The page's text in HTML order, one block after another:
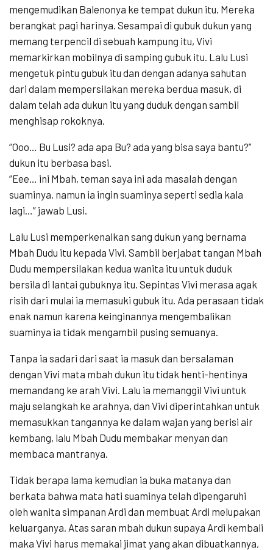
mengemudikan Balenonya ke tempat dukun itu. Mereka
berangkat pagi harinya. Sesampai di gubuk dukun yang
memang terpencil di sebuah kampung itu, Vivi
memarkirkan mobilnya di samping gubuk itu. Lalu Lusi
mengetuk pintu gubuk itu dan dengan adanya sahutan
dari dalam mempersilakan mereka berdua masuk, di
dalam telah ada dukun itu yang duduk dengan sambil
menghisap rokoknya.
“Ooo… Bu Lusi? ada apa Bu? ada yang bisa saya bantu?”
dukun itu berbasa basi.
“Eee… ini Mbah, teman saya ini ada masalah dengan
suaminya, namun ia ingin suaminya seperti sedia kala
lagi…” jawab Lusi.
Lalu Lusi memperkenalkan sang dukun yang bernama
Mbah Dudu itu kepada Vivi. Sambil berjabat tangan Mbah
Dudu mempersilakan kedua wanita itu untuk duduk
bersila di lantai gubuknya itu. Sepintas Vivi merasa agak
risih dari mulai ia memasuki gubuk itu. Ada perasaan tidak
enak namun karena keinginannya mengembalikan
suaminya ia tidak mengambil pusing semuanya.
Tanpa ia sadari dari saat ia masuk dan bersalaman
dengan Vivi mata mbah dukun itu tidak henti-hentinya
memandang ke arah Vivi. Lalu ia memanggil Vivi untuk
maju selangkah ke arahnya, dan Vivi diperintahkan untuk
memasukkan tangannya ke dalam wajan yang berisi air
kembang, lalu Mbah Dudu membakar menyan dan
membaca mantranya.
Tidak berapa lama kemudian ia buka matanya dan
berkata bahwa mata hati suaminya telah dipengaruhi
oleh wanita simpanan Ardi dan membuat Ardi melupakan
keluarganya. Atas saran mbah dukun supaya Ardi kembali
maka Vivi harus memakai jimat yang akan dibuatkannya,